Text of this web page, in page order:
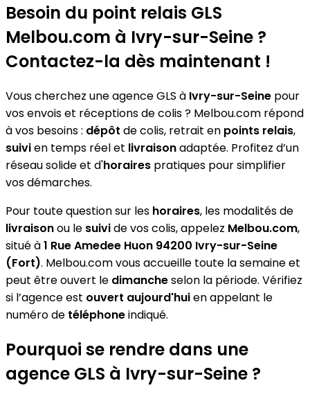
−
Besoin du point relais GLS
Melbou.com à Ivry-sur-Seine ?
Contactez-la dès maintenant !
Vous cherchez une agence GLS à Ivry-sur-Seine pour
vos envois et réceptions de colis ? Melbou.com répond
à vos besoins : dépôt de colis, retrait en points relais,
suivien temps réel et livraisonadaptée. Profitez d’un
réseau solide et d'horaires pratiques pour simplifier
vos démarches.
Pour toute question sur les horaires, les modalités de
livraisonou le suivide vos colis, appelez Melbou.com,
situé à1 Rue Amedee Huon 94200 Ivry-sur-Seine
(Fort). Melbou.com vous accueille toute la semaine et
peut être ouvert le dimancheselon la période. Vérifiez
si l’agence est ouvert aujourd'huien appelant le
numéro de téléphoneindiqué.
Pourquoi se rendre dans une
agence GLS à Ivry-sur-Seine ?